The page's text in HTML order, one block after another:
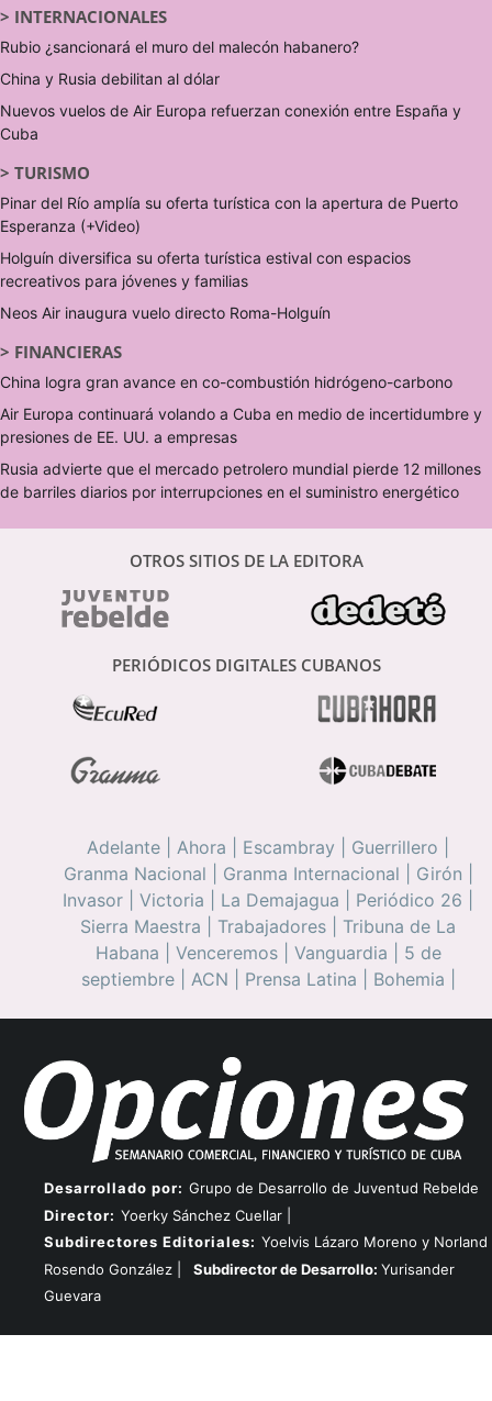
> INTERNACIONALES
Rubio ¿sancionará el muro del malecón habanero?
China y Rusia debilitan al dólar
Nuevos vuelos de Air Europa refuerzan conexión entre España y
Cuba
> TURISMO
Pinar del Río amplía su oferta turística con la apertura de Puerto
Esperanza (+Video)
Holguín diversifica su oferta turística estival con espacios
recreativos para jóvenes y familias
Neos Air inaugura vuelo directo Roma-Holguín
> FINANCIERAS
China logra gran avance en co-combustión hidrógeno-carbono
Air Europa continuará volando a Cuba en medio de incertidumbre y
presiones de EE. UU. a empresas
Rusia advierte que el mercado petrolero mundial pierde 12 millones
de barriles diarios por interrupciones en el suministro energético
OTROS SITIOS DE LA EDITORA
PERIÓDICOS DIGITALES CUBANOS
Adelante Ahora Escambray Guerrillero
Granma Nacional
Granma Internacional Girón
Invasor
Victoria La Demajagua Periódico 26
Sierra Maestra
Trabajadores
Tribuna de La
Habana
Venceremos| Vanguardia
5 de
septiembre| ACN Prensa Latina Bohemia
Desarrollado por: Grupo de Desarrollo de Juventud Rebelde
Director: Yoerky Sánchez Cuellar |
Subdirectores Editoriales: Yoelvis Lázaro Moreno y Norland
Rosendo González |
Subdirector de Desarrollo: Yurisander
Guevara